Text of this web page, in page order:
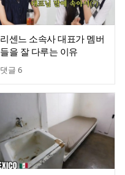
리센느 소속사 대표가 멤버
들을 잘 다루는 이유
댓글 6